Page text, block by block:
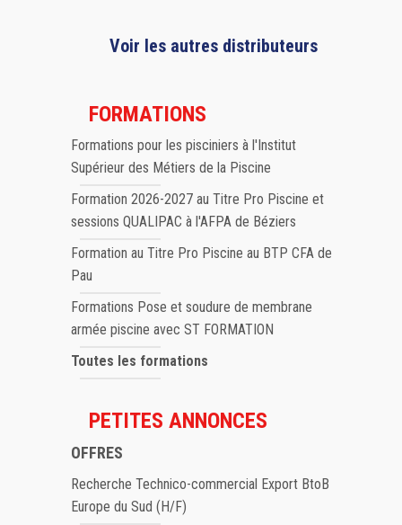
Voir les autres distributeurs
FORMATIONS
Formations pour les pisciniers à l'Institut
Supérieur des Métiers de la Piscine
Formation 2026-2027 au Titre Pro Piscine et
sessions QUALIPAC à l'AFPA de Béziers
Formation au Titre Pro Piscine au BTP CFA de
Pau
Formations Pose et soudure de membrane
armée piscine avec ST FORMATION
Toutes les formations
PETITES ANNONCES
OFFRES
Recherche Technico-commercial Export BtoB
Europe du Sud (H/F)